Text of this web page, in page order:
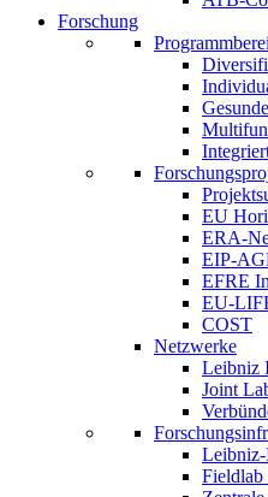
Forschung
EU
ERA-
EIP-
EFRE
EU-
COST
Netzwerke
Leibniz
Joint